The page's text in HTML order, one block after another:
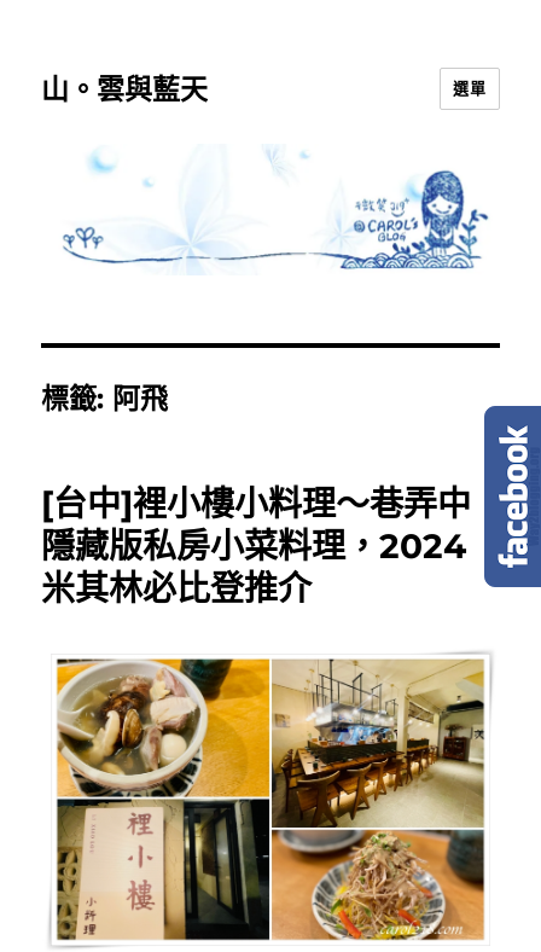
山。雲與藍天 選單
標籤: 阿飛
[台中]裡小樓小料理～巷弄中
隱藏版私房小菜料理，2024
米其林必比登推介